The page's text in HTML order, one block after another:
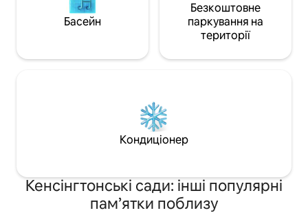
Басейн
Безкоштовне
паркування на
території
Кондиціонер
Кенсінгтонські сади: інші популярні
пам’ятки поблизу